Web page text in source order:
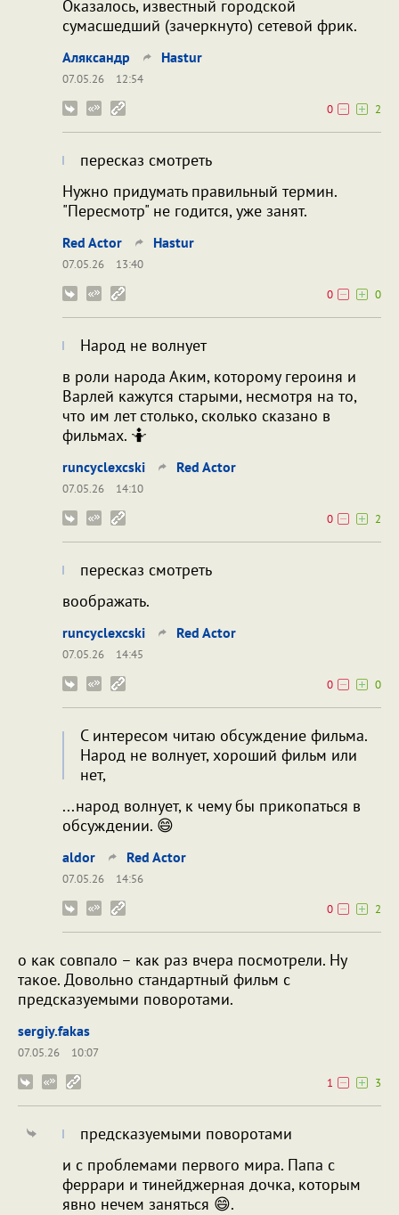
Оказалось, известный городской
сумасшедший (зачеркнуто) сетевой фрик.
Аляксандр Hastur
07.05.26
12:54
0
2
пересказ смотреть
Нужно придумать правильный термин.
"Пересмотр" не годится, уже занят.
Red Actor Hastur
07.05.26
13:40
0
0
Народ не волнует
в роли народа Аким, которому героиня и
Варлей кажутся старыми, несмотря на то,
что им лет столько, сколько сказано в
фильмах. 🤷
runcyclexcski Red Actor
07.05.26
14:10
0
2
пересказ смотреть
воображать.
runcyclexcski Red Actor
07.05.26
14:45
0
0
С интересом читаю обсуждение фильма.
Народ не волнует, хороший фильм или
нет,
...народ волнует, к чему бы прикопаться в
обсуждении. 😄
aldor Red Actor
07.05.26
14:56
0
2
о как совпало – как раз вчера посмотрели. Ну
такое. Довольно стандартный фильм с
предсказуемыми поворотами.
sergiy.fakas
07.05.26
10:07
1
3
предсказуемыми поворотами
и с проблемами первого мира. Папа с
феррари и тинейджерная дочка, которым
явно нечем заняться 😄.